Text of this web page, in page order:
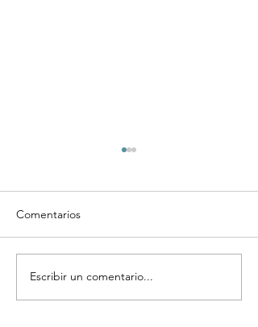
Complementos y
suplementos vitamínicos
Comentarios
Escribir un comentario...